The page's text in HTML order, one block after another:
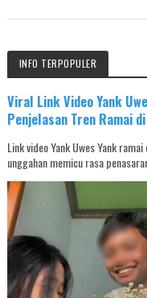
INFO TERPOPULER
Viral Link Video Yank
Penjelasan Tren Ramai
Link video Yank Uwes Yank
unggahan memicu rasa